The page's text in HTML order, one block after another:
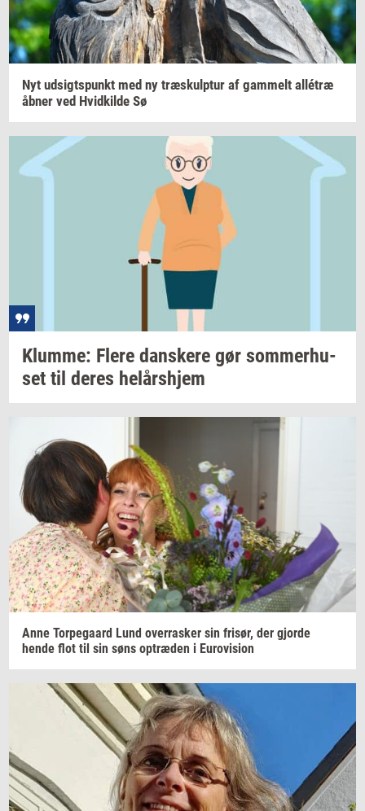
Nyt ud­sigts­punkt med ny træskul­p­tur af gam­melt allétræ
åbner ved Hvid­kil­de Sø
Klum­me: Flere dan­ske­re gør som­mer­hu­
set til deres helårs­hjem
Anne Tor­pe­gaard Lund over­ra­sker sin fri­sør, der gjor­de
hende flot til sin søns op­træ­den i Eu­ro­vi­sion